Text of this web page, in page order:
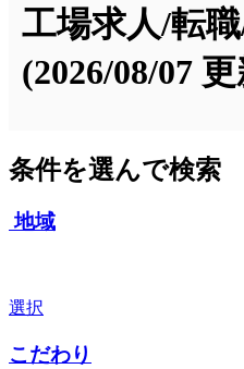
工場求人/転
(2026/08/07
条件を選んで検索
地域
選択
こだわり